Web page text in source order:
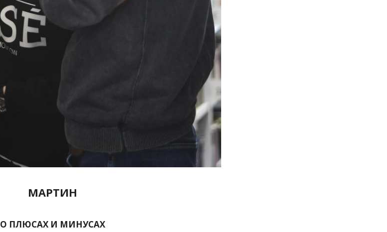
МАРТИН
О ПЛЮСАХ И МИНУСАХ